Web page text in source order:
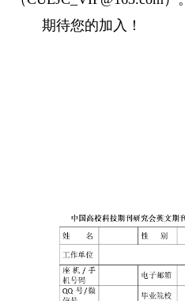
期待您的加入！